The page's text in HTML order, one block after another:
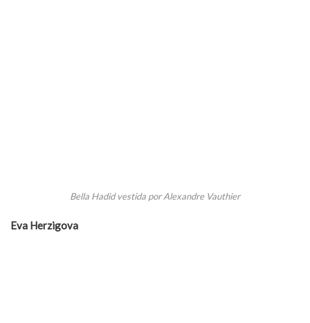
Bella Hadid vestida por Alexandre Vauthier
Eva Herzigova